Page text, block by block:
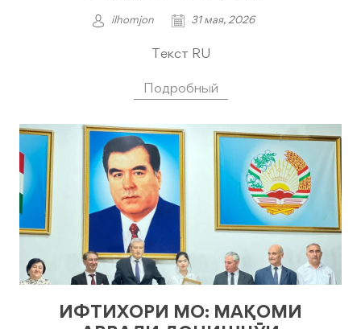
ilhomjon 31 мая, 2026
Текст RU
Подробный
ИФТИХОРИ МО: МАҚОМИ